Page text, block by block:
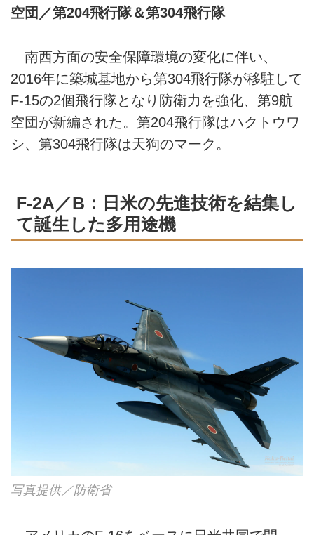
空団／第204飛行隊＆第304飛行隊
南西方面の安全保障環境の変化に伴い、
2016年に築城基地から第304飛行隊が移駐して
F-15の2個飛行隊となり防衛力を強化、第9航
空団が新編された。第204飛行隊はハクトウワ
シ、第304飛行隊は天狗のマーク。
F-2A／B：日米の先進技術を結集し
て誕生した多用途機
写真提供／防衛省